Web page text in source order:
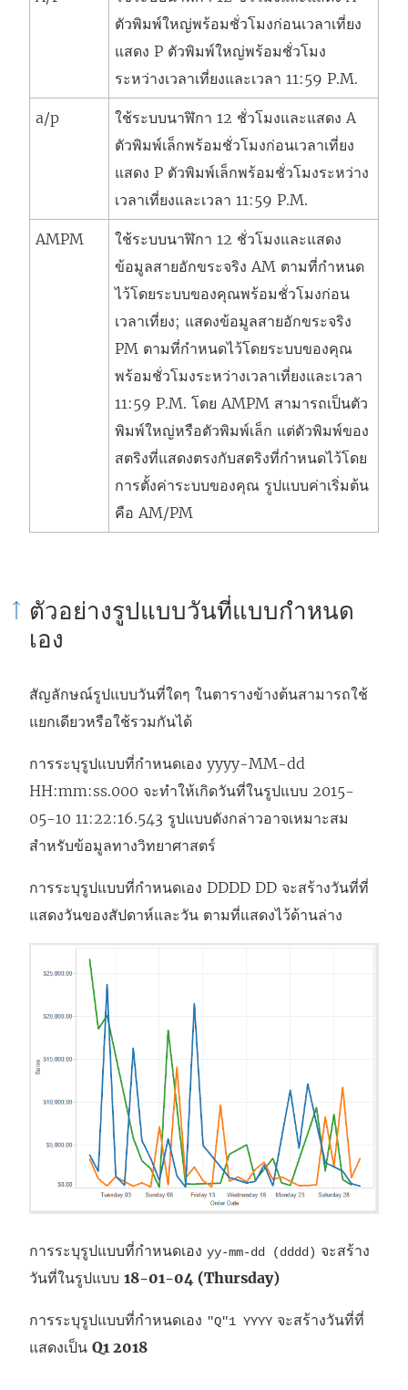
ตัวพิมพ์ใหญ่พร้อมชั่วโมงก่อนเวลาเที่ยง
แสดง P ตัวพิมพ์ใหญ่พร้อมชั่วโมง
ระหว่างเวลาเที่ยงและเวลา 11:59 P.M.
a/p
ใช้ระบบนาฬิกา 12 ชั่วโมงและแสดง A
ตัวพิมพ์เล็กพร้อมชั่วโมงก่อนเวลาเที่ยง
แสดง P ตัวพิมพ์เล็กพร้อมชั่วโมงระหว่าง
เวลาเที่ยงและเวลา 11:59 P.M.
AMPM
ใช้ระบบนาฬิกา 12 ชั่วโมงและแสดง
ข้อมูลสายอักขระจริง AM ตามที่กำหนด
ไว้โดยระบบของคุณพร้อมชั่วโมงก่อน
เวลาเที่ยง; แสดงข้อมูลสายอักขระจริง
PM ตามที่กำหนดไว้โดยระบบของคุณ
พร้อมชั่วโมงระหว่างเวลาเที่ยงและเวลา
11:59 P.M. โดย AMPM สามารถเป็นตัว
พิมพ์ใหญ่หรือตัวพิมพ์เล็ก แต่ตัวพิมพ์ของ
สตริงที่แสดงตรงกับสตริงที่กำหนดไว้โดย
การตั้งค่าระบบของคุณ รูปแบบค่าเริ่มต้น
คือ AM/PM
ตัวอย่างรูปแบบวันที่แบบกำหนด
เอง
สัญลักษณ์รูปแบบวันที่ใดๆ ในตารางข้างต้นสามารถใช้
แยกเดียวหรือใช้รวมกันได้
การระบุรูปแบบที่กำหนดเอง yyyy-MM-dd
HH:mm:ss.000 จะทำให้เกิดวันที่ในรูปแบบ 2015-
05-10 11:22:16.543 รูปแบบดังกล่าวอาจเหมาะสม
สำหรับข้อมูลทางวิทยาศาสตร์
การระบุรูปแบบที่กำหนดเอง DDDD DD จะสร้างวันที่ที่
แสดงวันของสัปดาห์และวัน ตามที่แสดงไว้ด้านล่าง
การระบุรูปแบบที่กำหนดเอง yy-mm-dd (dddd) จะสร้าง
วันที่ในรูปแบบ 18-01-04 (Thursday)
การระบุรูปแบบที่กำหนดเอง "Q"1 YYYY จะสร้างวันที่ที่
แสดงเป็น Q1 2018